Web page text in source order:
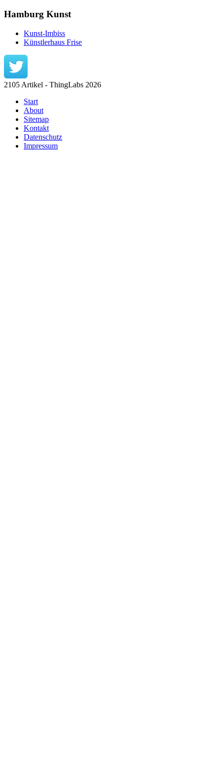
Hamburg Kunst
Kunst-Imbiss
Künstlerhaus Frise
2105 Artikel - ThingLabs 2026
Start
About
Sitemap
Kontakt
Datenschutz
Impressum